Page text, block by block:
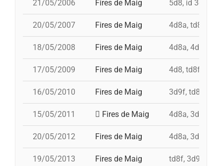
21/05/2006 Fires de Maig 5d8, id 3d9f,
20/05/2007 Fires de Maig 4d8a, td8f,
18/05/2008 Fires de Maig 4d8a, 4d9fc,
17/05/2009 Fires de Maig 4d8, td8f, 3d8,
16/05/2010 Fires de Maig 3d9f, td8f,
15/05/2011 Fires de Maig 4d8a, 3d9f,
20/05/2012 Fires de Maig 4d8a, 3d9f,
19/05/2013 Fires de Maig td8f, 3d9f,